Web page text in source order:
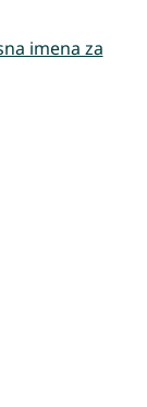
imena za